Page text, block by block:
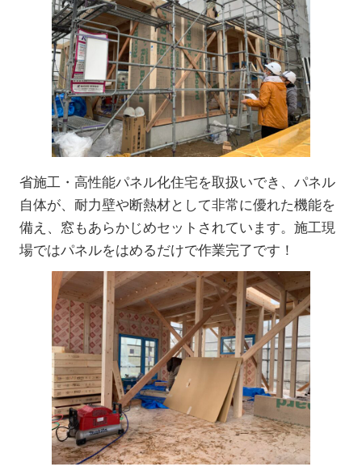
省施工・高性能パネル化住宅を取扱いでき、パネル
自体が、耐力壁や断熱材として非常に優れた機能を
備え、窓もあらかじめセットされています。施工現
場ではパネルをはめるだけで作業完了です！